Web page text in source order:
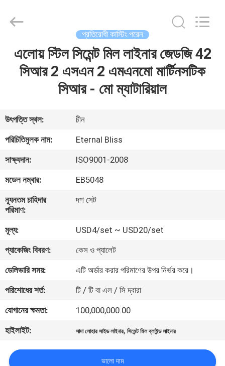
বাড়ি
ভিডিও
সম্পর্কে
কারখানা
মান
নিয়ন্ত্রণ
করুন
খবর
Forging
Reserved.
প্রতিরোধী কাস্টিং পরেন
এলোয় স্টিল সিমেন্ট মিল লাইনার জেডজি 42
সিআর 2 এসএন 2 এমএনমো মার্টিনসটিক
সিআর - মো ম্যাটারিয়াল
উৎপত্তি স্থল:
চীন
পরিচিতিমুলক নাম:
Eternal Bliss
সাক্ষ্যদান:
ISO9001-2008
মডেল নম্বার:
EB5048
ন্যূনতম চাহিদার
পরিমাণ:
দশ সেট
মূল্য:
USD4/set ~ USD20/set
প্যাকেজিং বিবরণ:
কেস ও প্যালেট
ডেলিভারি সময়:
এটি অর্ডার করার পরিমাণের উপর নির্ভর করে।
পরিশোধের শর্ত:
টি / টি বা এল / সি দ্বারা
যোগানের ক্ষমতা:
100,000,000.00
হাইলাইট:
সাদা লোহার সাইড লাইনার,সিমেন্ট মিল ব্লাইন্ড লাইনার
ভালো দাম